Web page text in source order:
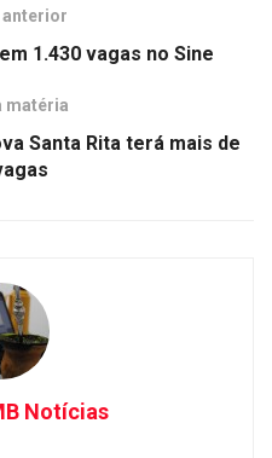
anterior
1.430 vagas no Sine
matéria
Santa Rita terá mais de
Notícias